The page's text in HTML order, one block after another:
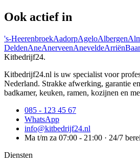
Ook actief in
's-HeerenbroekAadorpAgeloAlbergen
DeldenAneAnerveenAneveldeArriën
Kitbedrijf24.
Kitbedrijf24.nl is uw specialist voor
Nederland. Strakke afwerking, garantie
badkamer, keuken, ramen, kozijnen en
085 - 123 45 67
WhatsApp
info@kitbedrijf24.nl
Ma t/m za 07:00 - 21:00 · 24/7
Diensten